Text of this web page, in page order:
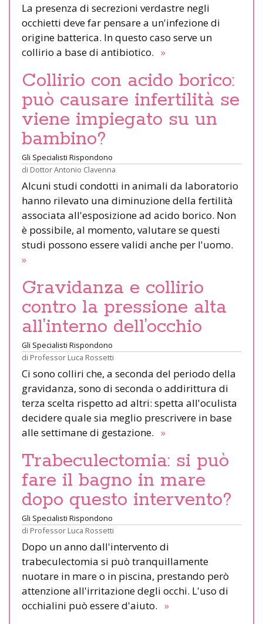
La presenza di secrezioni verdastre negli
occhietti deve far pensare a un'infezione di
origine batterica. In questo caso serve un
collirio a base di antibiotico. »
Collirio con acido borico:
può causare infertilità se
viene impiegato su un
bambino?
Gli Specialisti Rispondono
di Dottor Antonio Clavenna
Alcuni studi condotti in animali da laboratorio
hanno rilevato una diminuzione della fertilità
associata all'esposizione ad acido borico. Non
è possibile, al momento, valutare se questi
studi possono essere validi anche per l'uomo.
»
Gravidanza e collirio
contro la pressione alta
all’interno dell’occhio
Gli Specialisti Rispondono
di Professor Luca Rossetti
Ci sono colliri che, a seconda del periodo della
gravidanza, sono di seconda o addirittura di
terza scelta rispetto ad altri: spetta all'oculista
decidere quale sia meglio prescrivere in base
alle settimane di gestazione. »
Trabeculectomia: si può
fare il bagno in mare
dopo questo intervento?
Gli Specialisti Rispondono
di Professor Luca Rossetti
Dopo un anno dall'intervento di
trabeculectomia si può tranquillamente
nuotare in mare o in piscina, prestando però
attenzione all'irritazione degli occhi. L'uso di
occhialini può essere d'aiuto. »